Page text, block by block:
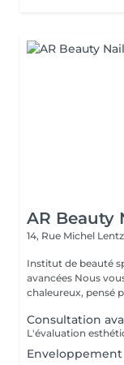
AR Beauty
14, Rue Michel Lentz
Institut de beauté
avancées Nous vous accueillons dans un espace moderne et
chaleureux, pensé
Consultation
Enveloppement